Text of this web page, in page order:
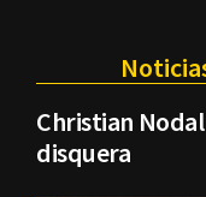
Christian
disquera